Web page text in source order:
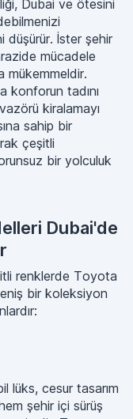
Dubai ve ötesini
İster şehir
mücadele
mükemmeldir.
konforun tadını
kiralamayı
sahip bir
çeşitli
bir yolculuk
Dubai'de
renklerde Toyota
bir koleksiyon
lüks, cesur tasarım
şehir içi sürüş